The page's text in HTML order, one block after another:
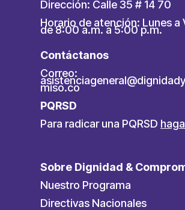
Dirección: Calle 35 # 14 70
Horario de atención: Lunes a
de 8:00 a.m. a 5:00 p.m.
Contáctanos
Correo:
miso.co
PQRSD
Para radicar una PQRSD
Sobre Dignidad &
Nuestro Programa
Directivas Nacionales